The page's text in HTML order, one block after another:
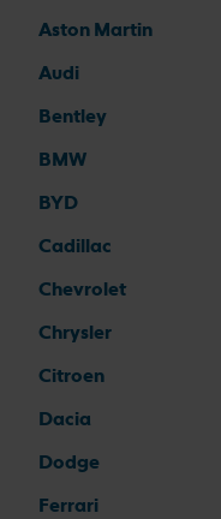
Aston Martin
Audi
Bentley
BMW
BYD
Cadillac
Chevrolet
Chrysler
Citroen
Dacia
Dodge
Ferrari